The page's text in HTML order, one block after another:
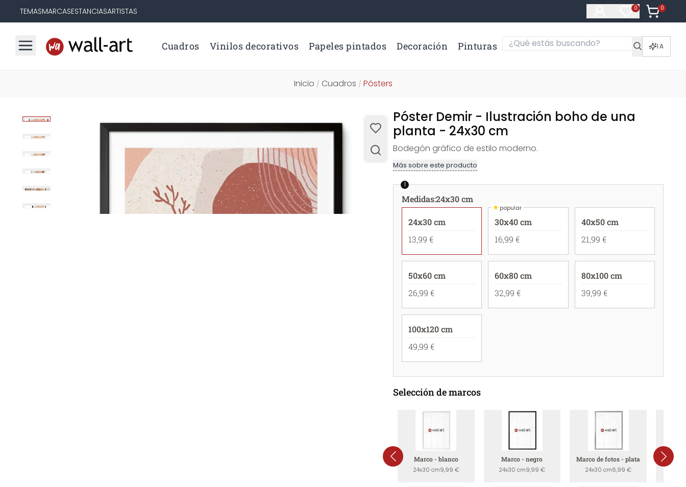
TEMASMARCASESTANCIASARTISTAS 0
Artículos en
0
Artículos
Cuadros Vinilos decorativos Papeles pintados Decoración Pinturas IA
Inicio / Cuadros / Pósters
Póster Demir - Ilustración boho de una
planta - 24x30 cm
Bodegón gráfico de estilo moderno.
Más sobre este producto
1
Medidas:24x30 cm
24x30 cm
13,99 €
★popular
30x40 cm
16,99 €
40x50 cm
21,99 €
50x60 cm
26,99 €
60x80 cm
32,99 €
80x100 cm
39,99 €
100x120 cm
49,99 €
Selección de marcos
Marco - blanco
24x30 cm9,99 €
Marco - negro
24x30 cm9,99 €
Marco de fotos - plata
24x30 cm6,99 €